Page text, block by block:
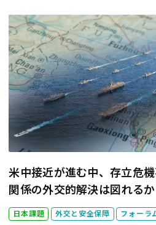
米中接近が進む中、存立危
関係の外交的解決は図れるか
日本課題 外交と安全保障 フォーラ